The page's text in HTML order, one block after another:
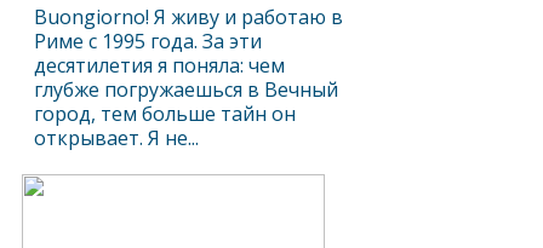
Buongiorno! Я живу и работаю в
Риме с 1995 года. За эти
десятилетия я поняла: чем
глубже погружаешься в Вечный
город, тем больше тайн он
открывает. Я не...